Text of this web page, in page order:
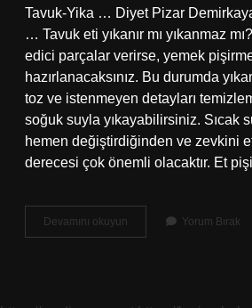
Tavuk-Yika … Diyet Pizar
… Tavuk eti yıkanır mı yıkanmaz
edici parçalar verirse, yemek
hazırlanacaksınız. Bu durumda
toz ve istenmeyen detayları
soğuk suyla yıkayabilirsiniz. Sıcak
hemen değiştirdiğinden ve zevkini
derecesi çok önemli olacaktır. Et
Devamını okuyun
Niye
Yorum Bırak